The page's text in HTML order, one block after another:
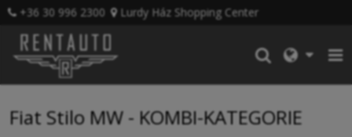
+36 30 996 2300 Lurdy Ház Shopping Center
Fiat Stilo MW - KOMBI-KATEGORIE